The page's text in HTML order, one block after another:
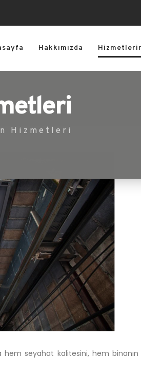
Hakkımızda
Hizmetleri
seyahat kalitesini, hem binanın